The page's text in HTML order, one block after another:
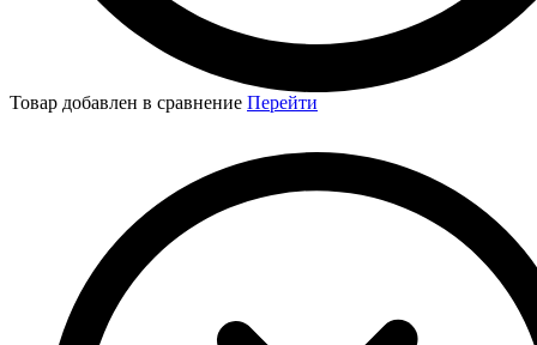
Товар добавлен в сравнение Перейти